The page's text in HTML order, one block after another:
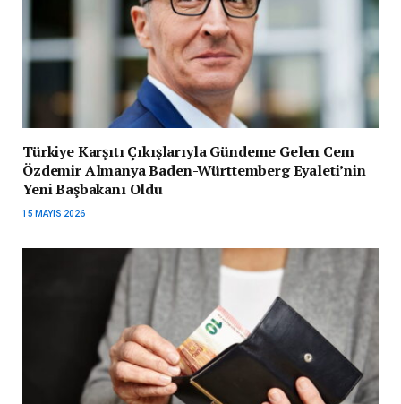
Türkiye Karşıtı Çıkışlarıyla Gündeme Gelen Cem
Özdemir Almanya Baden-Württemberg Eyaleti’nin
Yeni Başbakanı Oldu
15 MAYIS 2026